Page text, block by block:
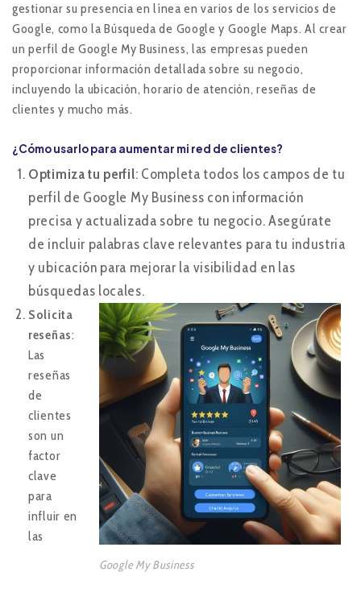
gestionar su presencia en línea en varios de los servicios de
Google, como la Búsqueda de Google y Google Maps. Al crear
un perfil de Google My Business, las empresas pueden
proporcionar información detallada sobre su negocio,
incluyendo la ubicación, horario de atención, reseñas de
clientes y mucho más.
¿Cómo usarlo para aumentar mi red de clientes?
Optimiza tu perfil: Completa todos los campos de tu
perfil de Google My Business con información
precisa y actualizada sobre tu negocio. Asegúrate
de incluir palabras clave relevantes para tu industria
y ubicación para mejorar la visibilidad en las
búsquedas locales.
Google My Business
Solicita
reseñas:
Las
reseñas
de
clientes
son un
factor
clave
para
influir en
las